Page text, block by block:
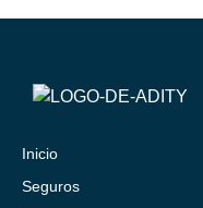
Inicio
Seguros